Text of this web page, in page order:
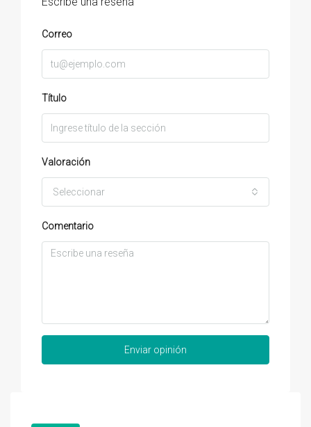
Correo
Título
Valoración
Seleccionar
Comentario
Enviar opinión